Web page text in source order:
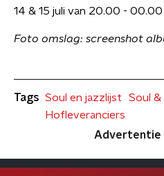
14 & 15 juli van 20.00 -
​Foto omslag: screenshot
Tags Soul en jazzlijst
Soul
Hofleveranciers
Advertentie